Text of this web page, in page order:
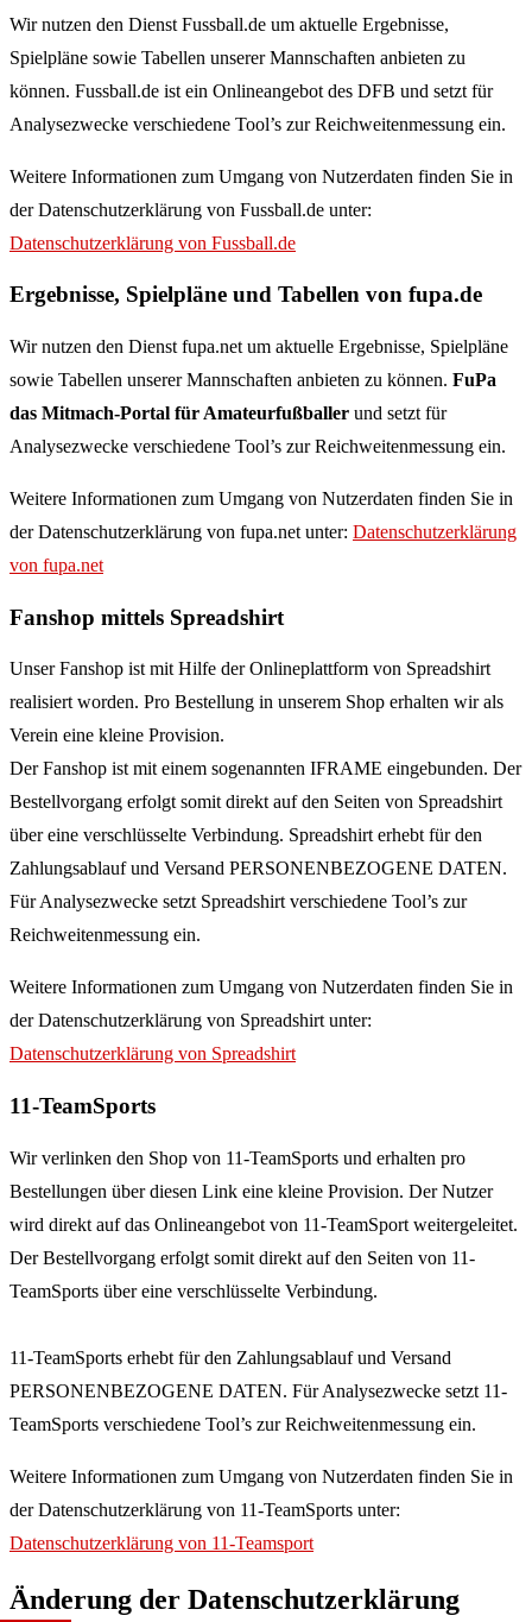
Wir nutzen den Dienst Fussball.de um aktuelle Ergebnisse,
Spielpläne sowie Tabellen unserer Mannschaften anbieten zu
können. Fussball.de ist ein Onlineangebot des DFB und setzt für
Analysezwecke verschiedene Tool’s zur Reichweitenmessung ein.
Weitere Informationen zum Umgang von Nutzerdaten finden Sie in
der Datenschutzerklärung von Fussball.de unter:
Datenschutzerklärung von Fussball.de
Ergebnisse, Spielpläne und Tabellen von fupa.de
Wir nutzen den Dienst fupa.net um aktuelle Ergebnisse, Spielpläne
sowie Tabellen unserer Mannschaften anbieten zu können. FuPa
das Mitmach-Portal für Amateurfußballer und setzt für
Analysezwecke verschiedene Tool’s zur Reichweitenmessung ein.
Weitere Informationen zum Umgang von Nutzerdaten finden Sie in
der Datenschutzerklärung von fupa.net unter: Datenschutzerklärung
von fupa.net
Fanshop mittels Spreadshirt
Unser Fanshop ist mit Hilfe der Onlineplattform von Spreadshirt
realisiert worden. Pro Bestellung in unserem Shop erhalten wir als
Verein eine kleine Provision.
Der Fanshop ist mit einem sogenannten IFRAME eingebunden. Der
Bestellvorgang erfolgt somit direkt auf den Seiten von Spreadshirt
über eine verschlüsselte Verbindung. Spreadshirt erhebt für den
Zahlungsablauf und Versand PERSONENBEZOGENE DATEN.
Für Analysezwecke setzt Spreadshirt verschiedene Tool’s zur
Reichweitenmessung ein.
Weitere Informationen zum Umgang von Nutzerdaten finden Sie in
der Datenschutzerklärung von Spreadshirt unter:
Datenschutzerklärung von Spreadshirt
11-TeamSports
Wir verlinken den Shop von 11-TeamSports und erhalten pro
Bestellungen über diesen Link eine kleine Provision. Der Nutzer
wird direkt auf das Onlineangebot von 11-TeamSport weitergeleitet.
Der Bestellvorgang erfolgt somit direkt auf den Seiten von 11-
TeamSports über eine verschlüsselte Verbindung.
11-TeamSports erhebt für den Zahlungsablauf und Versand
PERSONENBEZOGENE DATEN. Für Analysezwecke setzt 11-
TeamSports verschiedene Tool’s zur Reichweitenmessung ein.
Weitere Informationen zum Umgang von Nutzerdaten finden Sie in
der Datenschutzerklärung von 11-TeamSports unter:
Datenschutzerklärung von 11-Teamsport
Änderung der Datenschutzerklärung